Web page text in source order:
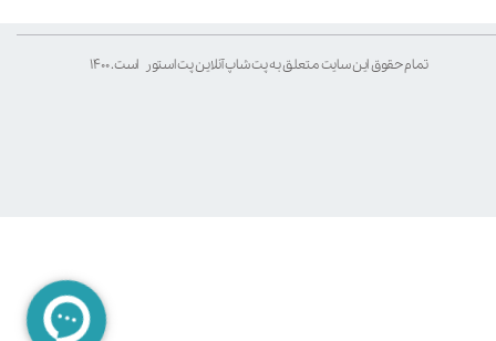
تمام حقوق این سایت متعلق به پت شاپ آنلاین پت استور است. ۱۴۰۰